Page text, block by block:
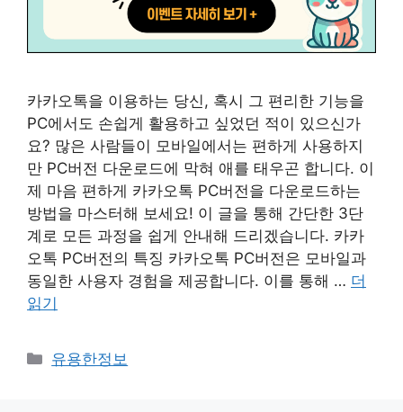
카카오톡을 이용하는 당신, 혹시 그 편리한 기능을
PC에서도 손쉽게 활용하고 싶었던 적이 있으신가
요? 많은 사람들이 모바일에서는 편하게 사용하지
만 PC버전 다운로드에 막혀 애를 태우곤 합니다. 이
제 마음 편하게 카카오톡 PC버전을 다운로드하는
방법을 마스터해 보세요! 이 글을 통해 간단한 3단
계로 모든 과정을 쉽게 안내해 드리겠습니다. 카카
오톡 PC버전의 특징 카카오톡 PC버전은 모바일과
동일한 사용자 경험을 제공합니다. 이를 통해 … 더
읽기
카
유용한정보